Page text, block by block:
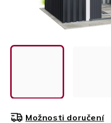
Možnosti doručení